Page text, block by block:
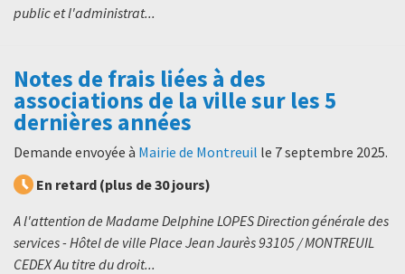
public et l'administrat...
Notes de frais liées à des
associations de la ville sur les 5
dernières années
Demande envoyée à Mairie de Montreuil le 7 septembre 2025.
En retard (plus de 30 jours)
A l'attention de Madame Delphine LOPES Direction générale des
services - Hôtel de ville Place Jean Jaurès 93105 / MONTREUIL
CEDEX Au titre du droit...